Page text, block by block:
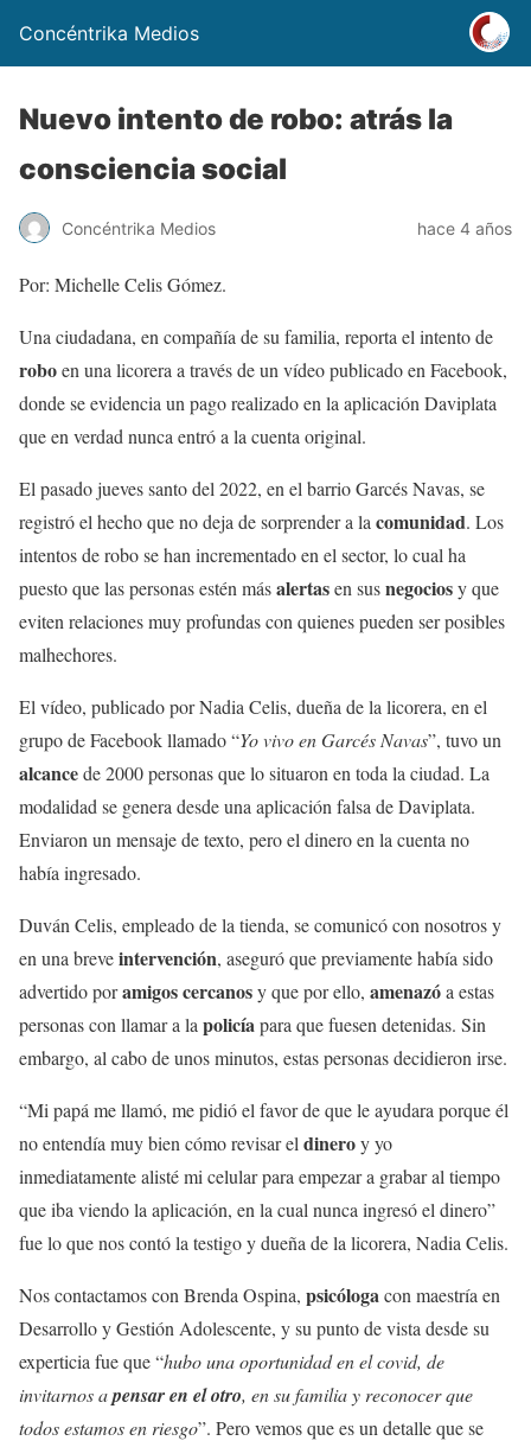
Concéntrika Medios
Nuevo intento de robo: atrás la
consciencia social
Concéntrika Medios hace 4 años
Por: Michelle Celis Gómez.
Una ciudadana, en compañía de su familia, reporta el intento de
roboen una licorera a través de un vídeo publicado en Facebook,
donde se evidencia un pago realizado en la aplicación Daviplata
que en verdad nunca entró a la cuenta original.
El pasado jueves santo del 2022, en el barrio Garcés Navas, se
registró el hecho que no deja de sorprender a la comunidad. Los
intentos de robo se han incrementado en el sector, lo cual ha
puesto que las personas estén másalertasen susnegociosy que
eviten relaciones muy profundas con quienes pueden ser posibles
malhechores.
El vídeo, publicado por Nadia Celis, dueña de la licorera, en el
grupo de Facebook llamado “Yo vivo en Garcés Navas”, tuvo un
alcancede 2000 personas que lo situaron en toda la ciudad. La
modalidad se genera desde una aplicación falsa de Daviplata.
Enviaron un mensaje de texto, pero el dinero en la cuenta no
había ingresado.
Duván Celis, empleado de la tienda, se comunicó con nosotros y
en una breveintervención, aseguró que previamente había sido
advertido poramigos cercanosy que por ello, amenazóa estas
personas con llamar a la policíapara que fuesen detenidas. Sin
embargo, al cabo de unos minutos, estas personas decidieron irse.
“Mi papá me llamó, me pidió el favor de que le ayudara porque él
no entendía muy bien cómo revisar el dineroy yo
inmediatamente alisté mi celular para empezar a grabar al tiempo
que iba viendo la aplicación, en la cual nunca ingresó el dinero”
fue lo que nos contó la testigo y dueña de la licorera, Nadia Celis.
Nos contactamos con Brenda Ospina, psicólogacon maestría en
Desarrollo y Gestión Adolescente, y su punto de vista desde su
experticia fue que “hubo una oportunidad en el covid, de
invitarnos apensar en el otro, en su familia y reconocer que
todos estamos en riesgo”. Pero vemos que es un detalle que se